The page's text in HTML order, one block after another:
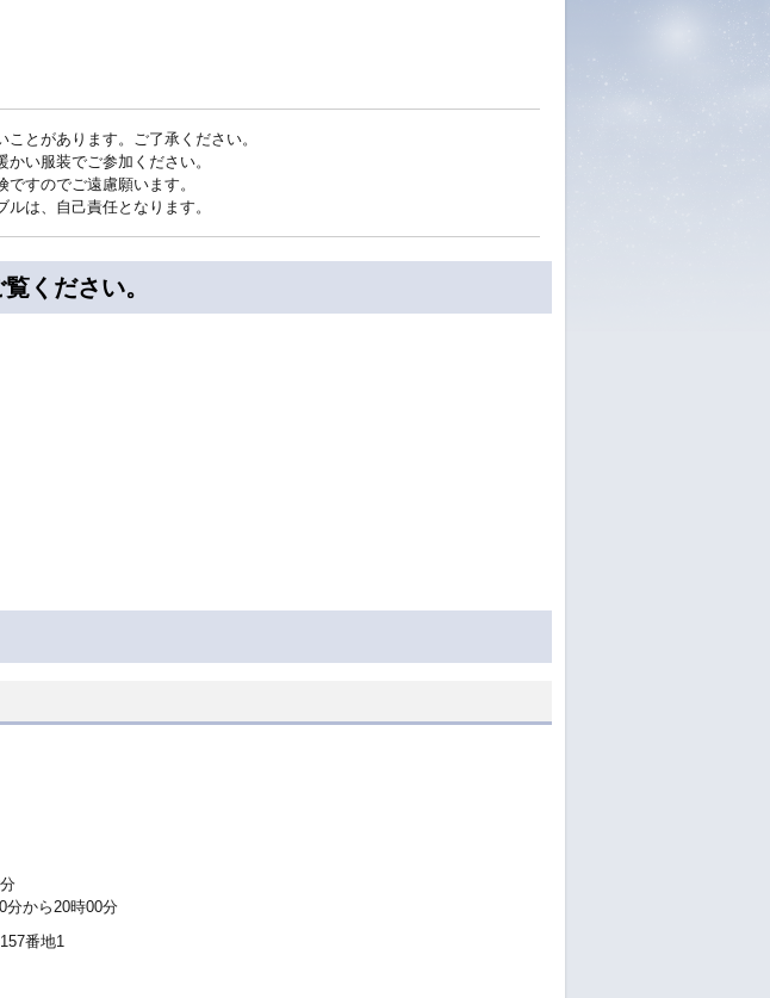
とがあります。ご了承ください。
い服装でご参加ください。
すのでご遠慮願います。
は、自己責任となります。
ください。
から20時00分
番地1